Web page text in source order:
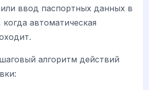
ввод паспортных данных в
когда автоматическая
алгоритм действий